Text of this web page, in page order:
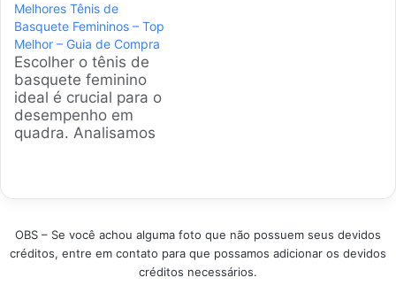
suporte,
amortecimento e
aderência,
prevenindo lesões e
potencializando
saltos e movimentos
rápidos. Esta análise
detalha os melhores
escolher o melhor
Feminino?…
Melhores Tênis de
Basquete Femininos – Top
Melhor – Guia de Compra
Escolher o tênis de
basquete feminino
ideal é crucial para o
desempenho em
quadra. Analisamos
considerando
tração e suporte para
ajudar você a
OBS – Se você achou alguma foto que não possuem seus devidos
créditos, entre em contato para que possamos adicionar os devidos
créditos necessários.